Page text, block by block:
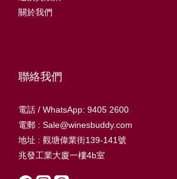
關於我們
聯絡我們
電話 / WhatsApp: 9405 2600
電郵 : Sale@winesbuddy.com
地址 : 觀塘偉業街139-141號
兆發工業大廈一樓4b室